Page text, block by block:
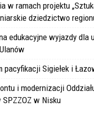
w ramach projektu
dziedzictwo
edukacyjne wyjazdy dla
pacyfikacji Sigiełek i
i modernizacji
w Nisku